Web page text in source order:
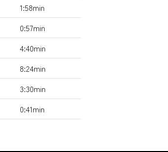
1:58min
0:57min
4:40min
8:24min
3:30min
0:41min